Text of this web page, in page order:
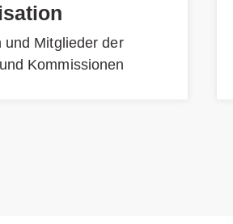
und Mitglieder der
Kommissionen